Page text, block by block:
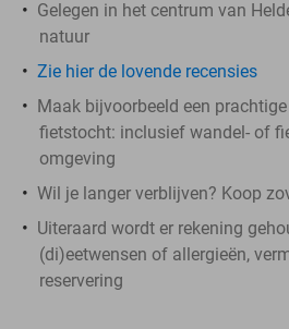
Gelegen in het centrum van
natuur
Zie hier de lovende recensies
Maak bijvoorbeeld een
fietstocht: inclusief wandel- of
omgeving
Wil je langer verblijven? Koop
Uiteraard wordt er rekening
(di)eetwensen of allergieën,
reservering